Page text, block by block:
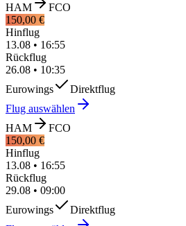
HAM
FCO
150,00 €
Hinflug
13.08 • 16:55
Rückflug
26.08 • 10:35
Eurowings
Direktflug
Flug auswählen
HAM
FCO
150,00 €
Hinflug
13.08 • 16:55
Rückflug
29.08 • 09:00
Eurowings
Direktflug